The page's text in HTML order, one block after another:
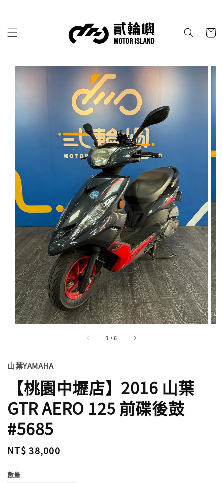
1 /6
山葉YAMAHA
【桃園中壢店】2016 山葉
GTR AERO 125 前碟後鼓
#5685
Regular
NT$ 38,000
數量